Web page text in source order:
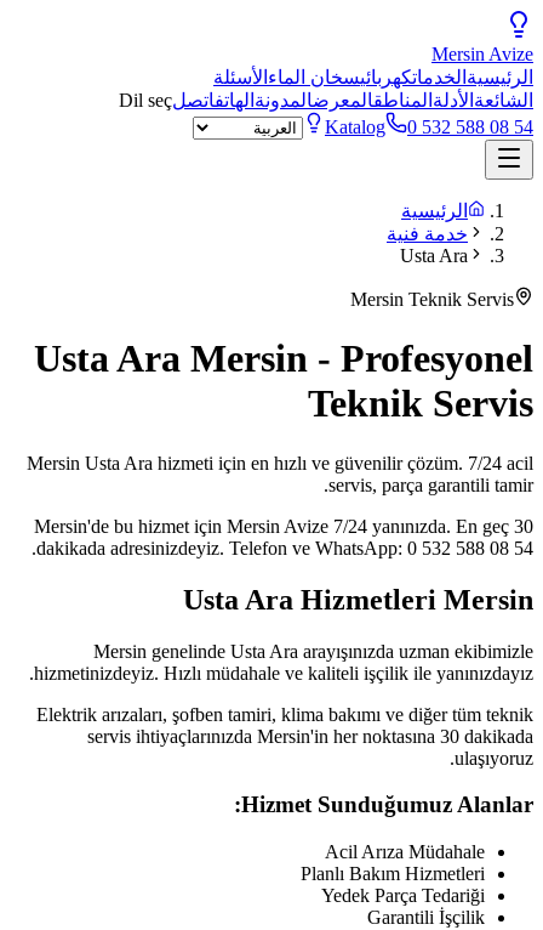
Mersin Avize
الرئيسية الخدماتكهربائيسخان الماء الأسئلة
الشائعة الأدلة المناطقالمعرضالمدونة الهاتفاتصلDil seç
Katalog
0 532 588 08 54
الرئيسية
خدمة فنية
Usta Ara
Mersin Teknik Servis
Usta Ara Mersin - Profesyonel
Teknik Servis
Mersin Usta Ara hizmeti için en hızlı ve güvenilir çözüm. 7/24 acil
servis, parça garantili tamir.
Mersin'de bu hizmet için Mersin Avize 7/24 yanınızda. En geç 30
dakikada adresinizdeyiz. Telefon ve WhatsApp: 0 532 588 08 54.
Usta Ara Hizmetleri Mersin
Mersin genelinde Usta Ara arayışınızda uzman ekibimizle
hizmetinizdeyiz. Hızlı müdahale ve kaliteli işçilik ile yanınızdayız.
Elektrik arızaları, şofben tamiri, klima bakımı ve diğer tüm teknik
servis ihtiyaçlarınızda Mersin'in her noktasına 30 dakikada
ulaşıyoruz.
Hizmet Sunduğumuz Alanlar:
Acil Arıza Müdahale
Planlı Bakım Hizmetleri
Yedek Parça Tedariği
Garantili İşçilik